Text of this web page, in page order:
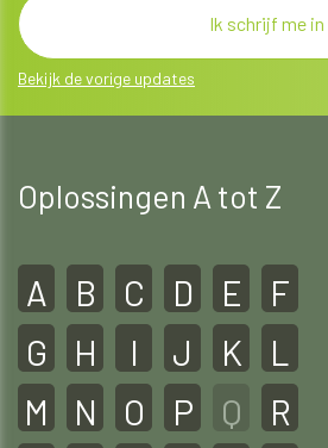
Bekijk de vorige updates
Oplossingen A tot Z
A B C D E
F
G
H I J K
L
M
N O P Q
R